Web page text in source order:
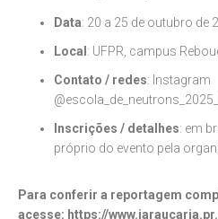
Data: 20 a 25 de outubro de
Local : UFPR, campus
Contato / redes: Instagram
Inscrições / detalhes: em
próprio do evento pela
Para conferir a reportagem
acesse: https://